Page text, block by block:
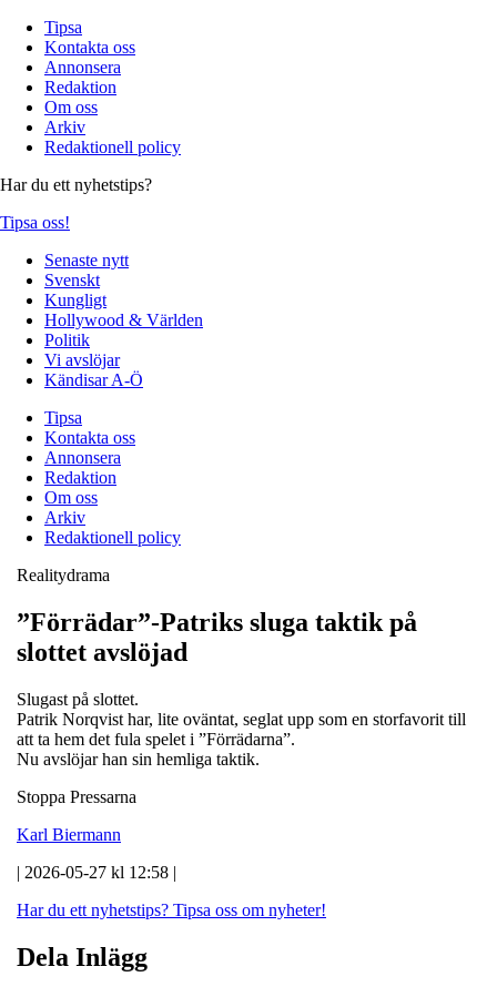
Tipsa
Kontakta oss
Annonsera
Redaktion
Om oss
Arkiv
Redaktionell policy
Har du ett nyhetstips?
Tipsa oss!
Senaste nytt
Svenskt
Kungligt
Hollywood & Världen
Politik
Vi avslöjar
Kändisar A-Ö
Tipsa
Kontakta oss
Annonsera
Redaktion
Om oss
Arkiv
Redaktionell policy
Realitydrama
”Förrädar”-Patriks sluga taktik på
slottet avslöjad
Slugast på slottet.
Patrik Norqvist har, lite oväntat, seglat upp som en storfavorit till
att ta hem det fula spelet i ”Förrädarna”.
Nu avslöjar han sin hemliga taktik.
Stoppa Pressarna
Karl Biermann
| 2026-05-27 kl 12:58 |
Har du ett nyhetstips? Tipsa oss om nyheter!
Dela Inlägg